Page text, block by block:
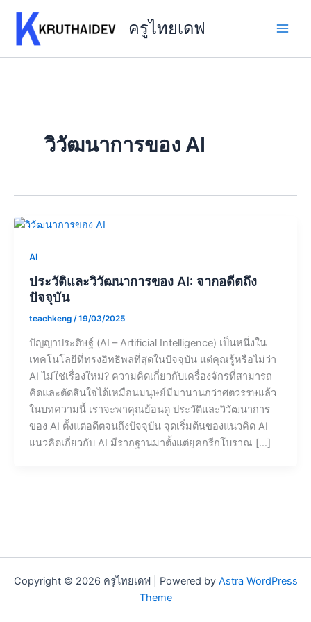
content
ครูไทยเดฟ
วิวัฒนาการของ AI
AI
ประวัติและวิวัฒนาการของ AI: จากอดีตถึง
ปัจจุบัน
teachkeng /19/03/2025
ปัญญาประดิษฐ์ (AI – Artificial Intelligence) เป็นหนึ่งใน
เทคโนโลยีที่ทรงอิทธิพลที่สุดในปัจจุบัน แต่คุณรู้หรือไม่ว่า
AI ไม่ใช่เรื่องใหม่? ความคิดเกี่ยวกับเครื่องจักรที่สามารถ
คิดและตัดสินใจได้เหมือนมนุษย์มีมานานกว่าศตวรรษแล้ว
ในบทความนี้ เราจะพาคุณย้อนดู ประวัติและวิวัฒนาการ
ของ AI ตั้งแต่อดีตจนถึงปัจจุบัน จุดเริ่มต้นของแนวคิด AI
แนวคิดเกี่ยวกับ AI มีรากฐานมาตั้งแต่ยุคกรีกโบราณ […]
Copyright © 2026 ครูไทยเดฟ | Powered by Astra WordPress
Theme